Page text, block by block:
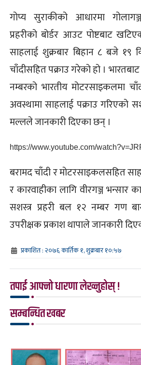
गोप्य सुराकीको आधारमा
प्रहरीको बोर्डर आउट पोष्टबाट
साहलाई शुक्रबार बिहान ८ बजे १९
चाँदीसहित पक्राउ गरेको हो ।
नम्बरको भारतीय मोटरसाइकलमा
अवस्थामा साहलाई पक्राउ गरिएको
मल्लले जानकारी दिएका छन् ।
https://www.youtube.com/
बरामद चाँदी र मोटरसाइकलसहित
र कारवाहीका लागि वीरगञ्ज भन्सार
सशस्त्र प्रहरी बल १२ नम्बर गण
उपरीक्षक प्रकाश थापाले जानकारी
प्रकाशित : २०७६ कार्तिक १, शुक्रबार १०:५७
तपाई आफ्नो धारणा लेख्नुहोस् !
सम्बन्धित खबर